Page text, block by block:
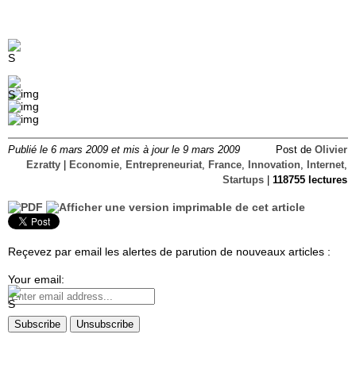
Publié le 6 mars 2009 et mis à jour le 9 mars 2009 Post de Olivier
Ezratty
Economie, Entrepreneuriat, France, Innovation, Internet,
Startups
118755 lectures
Reçevez par email les alertes de parution de nouveaux articles :
Your email: